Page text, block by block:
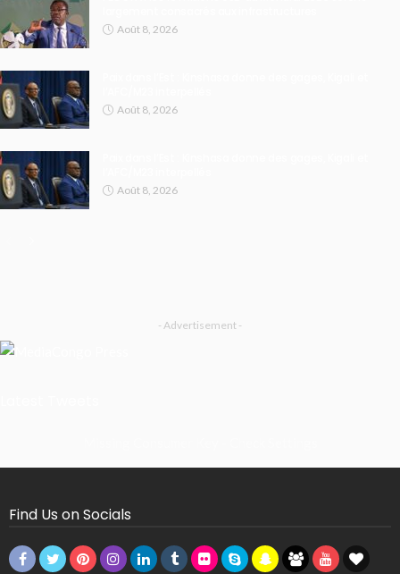
Août 8, 2026
Août 8, 2026
Août 8, 2026
- Advertisement -
Find Us on Socials